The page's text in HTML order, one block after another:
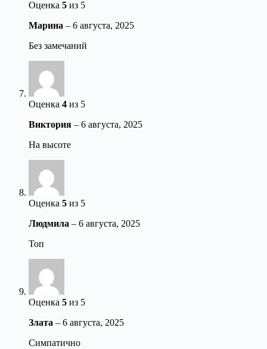
Оценка 5 из 5
Марина – 6 августа, 2025
Без замечаний
Оценка 4 из 5
Виктория – 6 августа, 2025
На высоте
Оценка 5 из 5
Людмила – 6 августа, 2025
Топ
Оценка 5 из 5
Злата – 6 августа, 2025
Симпатично